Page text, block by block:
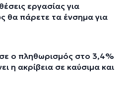
εργασίας για
θα πάρετε τα ένσημα για
ο πληθωρισμός στο 3,4%
η ακρίβεια σε καύσιμα και